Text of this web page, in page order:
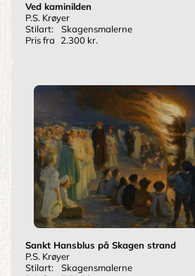
Ved kaminilden
P.S. Krøyer
Stilart:
Skagensmalerne
Pris fra
2.300 kr.
Sankt Hansblus på Skagen strand
P.S. Krøyer
Stilart:
Skagensmalerne